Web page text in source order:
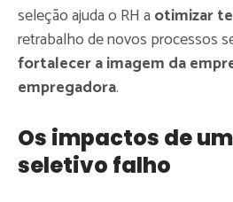
seleção ajuda o RH a otimizar
retrabalho de novos processos
fortalecer a imagem da
empregadora.
Os impactos de
seletivo falho